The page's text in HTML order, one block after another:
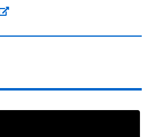
Instagram